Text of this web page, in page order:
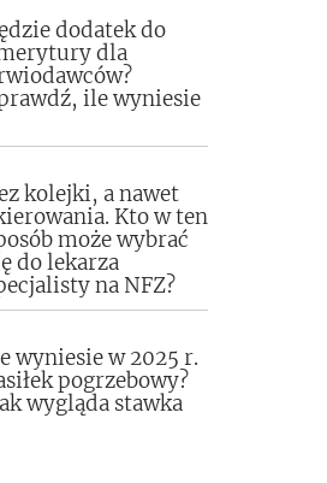
dodatek do
dla
ile wyniesie
kolejki, a nawet
Kto w ten
może wybrać
do lekarza
na NFZ?
wyniesie w 2025 r.
pogrzebowy?
wygląda stawka